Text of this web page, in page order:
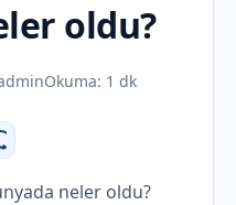
oldu?
Okuma: 1 dk
neler oldu?